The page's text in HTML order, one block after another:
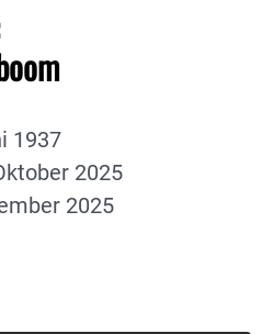
1937
2025
2025